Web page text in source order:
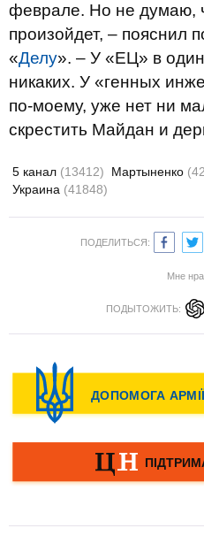
феврале. Но не думаю,
произойдет, – пояснил
«Делу». – У «ЕЦ» в
никаких. У «генных
по-моему, уже нет ни
скрестить Майдан и
5 канал (13412) Мартыненко
Украина (41848)
ПОДЕЛИТЬСЯ:
Мне
ПОДЫТОЖИТЬ: